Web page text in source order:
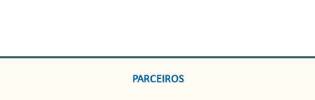
PARCEIROS